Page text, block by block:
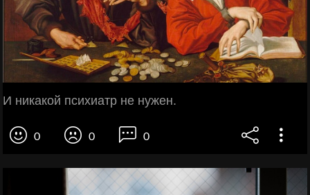
И никакой психиатр не нужен.
0 0 0